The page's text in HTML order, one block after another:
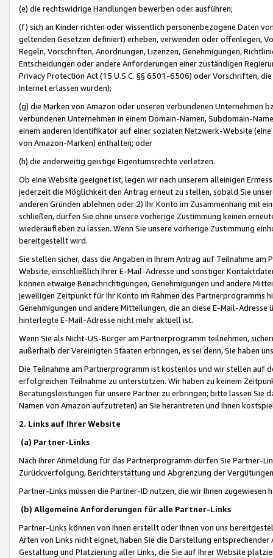
(e) die rechtswidrige Handlungen bewerben oder ausführen;
(f) sich an Kinder richten oder wissentlich personenbezogene Daten
geltenden Gesetzen definiert) erheben, verwenden oder offenlegen,
Regeln, Vorschriften, Anordnungen, Lizenzen, Genehmigungen,
Entscheidungen oder andere Anforderungen einer zuständigen
Privacy Protection Act (15 U.S.C. §§ 6501-6506) oder Vorschriften,
Internet erlassen wurden);
(g) die Marken von Amazon oder unseren verbundenen Unternehmen
verbundenen Unternehmen in einem Domain-Namen, Subdomain-
einem anderen Identifikator auf einer sozialen Netzwerk-Website
von Amazon-Marken) enthalten; oder
(h) die anderweitig geistige Eigentumsrechte verletzen.
Ob eine Website geeignet ist, legen wir nach unserem alleinigen
jederzeit die Möglichkeit den Antrag erneut zu stellen, sobald Sie
anderen Gründen ablehnen oder 2) Ihr Konto im Zusammenhang mit
schließen, dürfen Sie ohne unsere vorherige Zustimmung keinen
wiederaufleben zu lassen. Wenn Sie unsere vorherige Zustimmung
bereitgestellt wird.
Sie stellen sicher, dass die Angaben in Ihrem Antrag auf Teilnahme
Website, einschließlich Ihrer E-Mail-Adresse und sonstiger
können etwaige Benachrichtigungen, Genehmigungen und andere
jeweiligen Zeitpunkt für Ihr Konto im Rahmen des Partnerprogramms
Genehmigungen und andere Mitteilungen, die an diese E-Mail-
hinterlegte E-Mail-Adresse nicht mehr aktuell ist.
Wenn Sie als Nicht-US-Bürger am Partnerprogramm teilnehmen,
außerhalb der Vereinigten Staaten erbringen, es sei denn, Sie haben
Die Teilnahme am Partnerprogramm ist kostenlos und wir stellen auf
erfolgreichen Teilnahme zu unterstützen. Wir haben zu keinem
Beratungsleistungen für unsere Partner zu erbringen; bitte lassen Sie
Namen von Amazon aufzutreten) an Sie herantreten und Ihnen
2. Links auf Ihrer Website
(a) Partner-Links
Nach Ihrer Anmeldung für das Partnerprogramm dürfen Sie Partner-
Zurückverfolgung, Berichterstattung und Abgrenzung der
Partner-Links müssen die Partner-ID nutzen, die wir Ihnen zugewiesen
(b) Allgemeine Anforderungen für alle Partner-Links
Partner-Links können von Ihnen erstellt oder Ihnen von uns
Arten von Links nicht eignet, haben Sie die Darstellung
Gestaltung und Platzierung aller Links, die Sie auf Ihrer Website